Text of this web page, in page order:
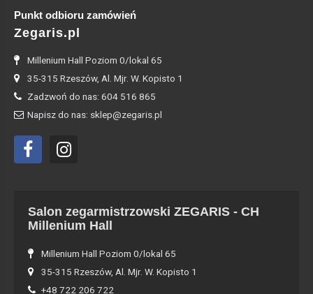
Punkt odbioru zamówień
Zegaris.pl
Millenium Hall Poziom 0/lokal 65
35-315 Rzeszów, Al. Mjr. W. Kopisto 1
Zadzwoń do nas: 604 516 865
Napisz do nas: sklep@zegaris.pl
Salon zegarmistrzowski ZEGARIS - CH
Millenium Hall
Millenium Hall Poziom 0/lokal 65
35-315 Rzeszów, Al. Mjr. W. Kopisto 1
+48 722 206 722